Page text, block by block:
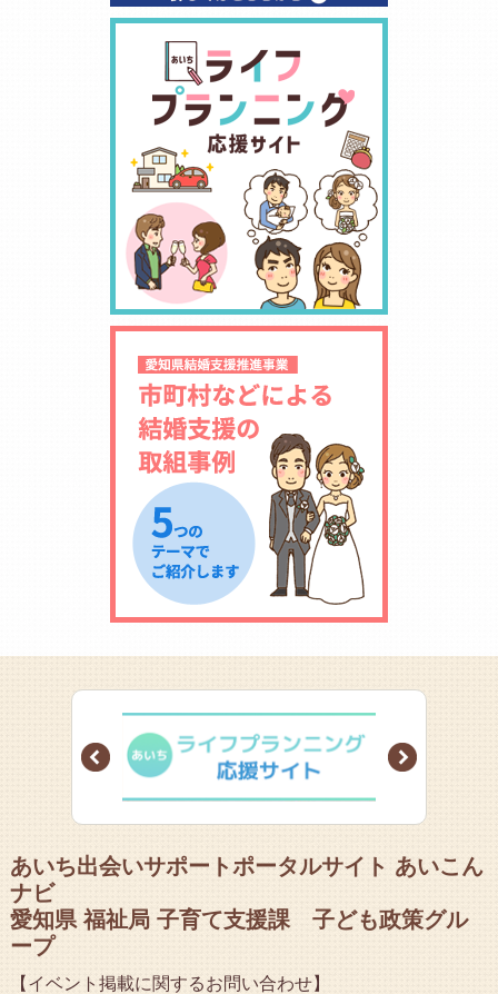
Prev Next
あいち出会いサポートポータルサイト あいこん
ナビ
愛知県 福祉局 子育て支援課 子ども政策グル
ープ
【イベント掲載に関するお問い合わせ】